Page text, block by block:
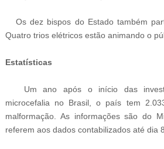
Os dez bispos do Estado também
Quatro trios elétricos estão animando o
Estatísticas
Um ano após o início das
microcefalia no Brasil, o país tem
malformação. As informações são do
referem aos dados contabilizados até dia